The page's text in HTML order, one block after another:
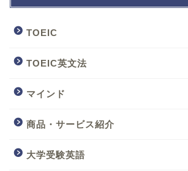
TOEIC
TOEIC英文法
マインド
商品・サービス紹介
大学受験英語